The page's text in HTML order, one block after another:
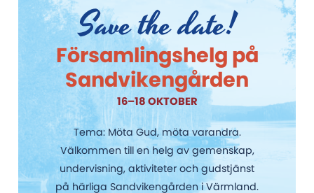
Save the date!
Församlingshelg på
Sandvikengården
16–18 OKTOBER
Tema: Möta Gud, möta varandra.
Välkommen till en helg av gemenskap,
undervisning, aktiviteter och gudstjänst
på härliga Sandvikengården i Värmland.